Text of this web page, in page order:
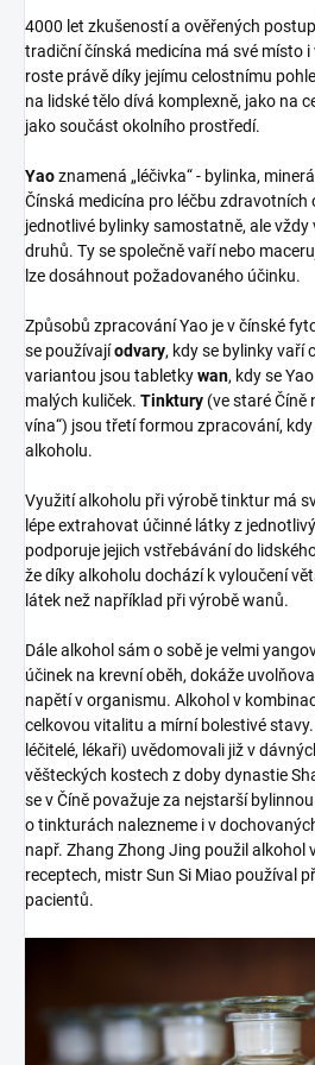
4000 let zkušeností a ověřených
tradiční čínská medicína má své místo i
roste právě díky jejímu celostnímu
na lidské tělo dívá komplexně, jako na
jako součást okolního prostředí.
Yaoznamená „léčivka“ - bylinka,
Čínská medicína pro léčbu zdravotních
jednotlivé bylinky samostatně, ale vždy
druhů. Ty se společně vaří nebo
lze dosáhnout požadovaného účinku.
Způsobů zpracování Yao je v čínské
se používajíodvary, kdy se bylinky vaří
variantou jsou tabletkywan, kdy se
malých kuliček. Tinktury (ve staré Číně
vína“) jsou třetí formou zpracování,
alkoholu.
Využití alkoholu při výrobě tinktur má
lépe extrahovat účinné látky z
podporuje jejich vstřebávání do
že díky alkoholu dochází k vyloučení
látek než například při výrobě wanů.
Dále alkohol sám o sobě je velmi
účinek na krevní oběh, dokáže
napětí v organismu. Alkohol v
celkovou vitalitu a mírní bolestivé
léčitelé, lékaři) uvědomovali již v
věšteckých kostech z doby dynastie
se v Číně považuje za nejstarší
o tinkturách nalezneme i v
např. Zhang Zhong Jing použil alkohol
receptech, mistr Sun Si Miao používal
pacientů.